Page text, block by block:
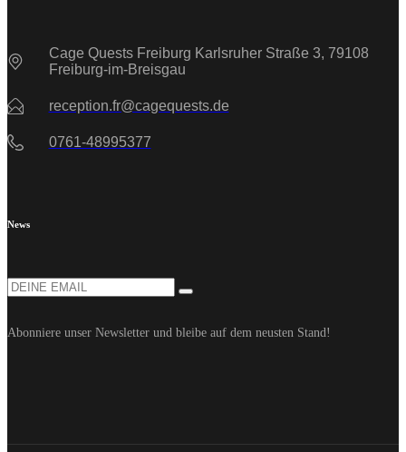
Cage Quests Freiburg Karlsruher Straße 3, 79108
Freiburg-im-Breisgau
reception.fr@cagequests.de
0761-48995377
News
Abonniere unser Newsletter und bleibe auf dem neusten Stand!